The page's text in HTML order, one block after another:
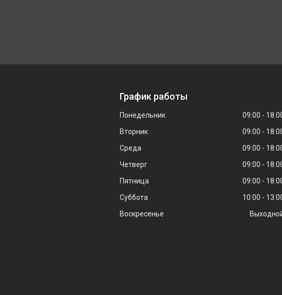
График работы
Понедельник 09:00
Вторник
09:00
Среда
09:00
Четверг
09:00
Пятница
09:00
Суббота
10:00
Воскресенье